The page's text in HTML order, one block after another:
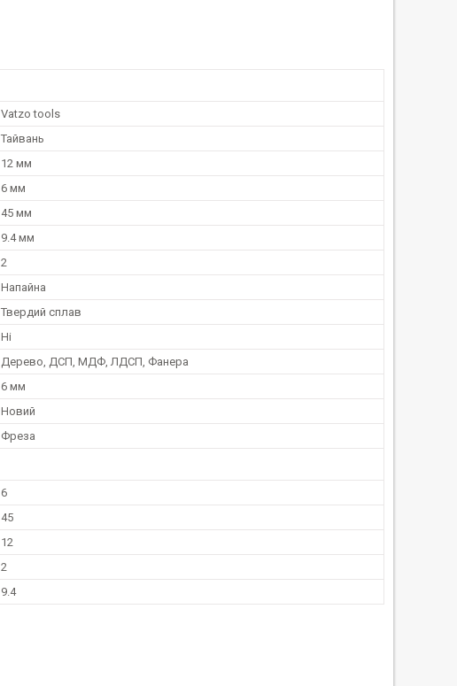
Vatzo tools
Тайвань
12 мм
6 мм
45 мм
9.4 мм
2
Напайна
Твердий сплав
Ні
Дерево, ДСП, МДФ, ЛДСП, Фанера
6 мм
Новий
Фреза
6
45
12
2
9.4